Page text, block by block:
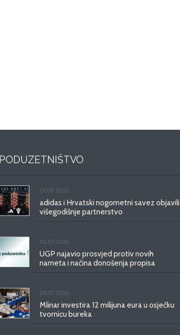
PODUZETNIŠTVO
01.08.2026.
adidas i Hrvatski nogometni savez objavili
višegodišnje partnerstvo
30.07.2026.
UGP najavio prosvjed protiv novih
nameta i načina donošenja propisa
29.07.2026.
Mlinar investira 12 milijuna eura u osječku
tvornicu bureka